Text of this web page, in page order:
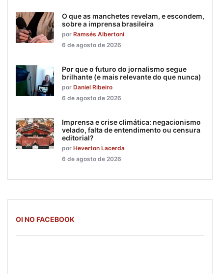
O que as manchetes revelam, e escondem,
sobre a imprensa brasileira
por Ramsés Albertoni
6 de agosto de 2026
Por que o futuro do jornalismo segue
brilhante (e mais relevante do que nunca)
por Daniel Ribeiro
6 de agosto de 2026
Imprensa e crise climática: negacionismo
velado, falta de entendimento ou censura
editorial?
por Heverton Lacerda
6 de agosto de 2026
OI NO FACEBOOK